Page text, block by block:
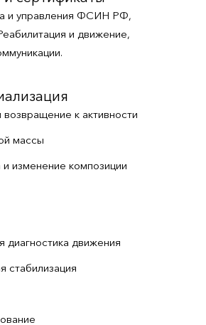
и управления ФСИН РФ,
и движение,
возвращение к активности
массы
изменение композиции
диагностика движения
стабилизация